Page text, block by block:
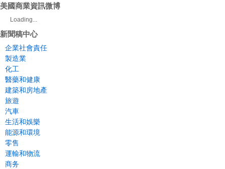
美國商業資訊微博
Loading...
新聞稿中心
企業社會責任
製造業
化工
醫藥和健康
建築和房地產
旅遊
汽車
生活和娛樂
能源和環境
零售
運輸和物流
商务